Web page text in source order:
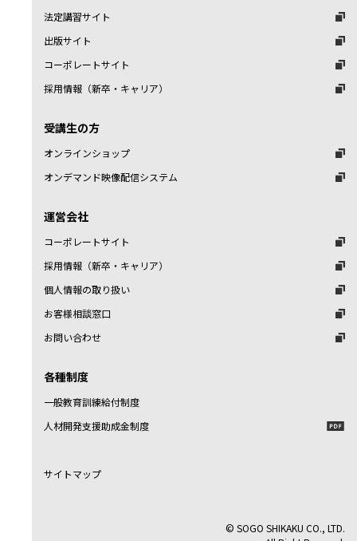
法定講習サイト
出版サイト
コーポレートサイト
採用情報（新卒・キャリア）
受講生の方
オンラインショップ
オンデマンド映像配信システム
運営会社
コーポレートサイト
採用情報（新卒・キャリア）
個人情報の取り扱い
お客様相談窓口
お問い合わせ
各種制度
一般教育訓練給付制度
人材開発支援助成金制度
サイトマップ
© SOGO SHIKAKU CO., LTD.